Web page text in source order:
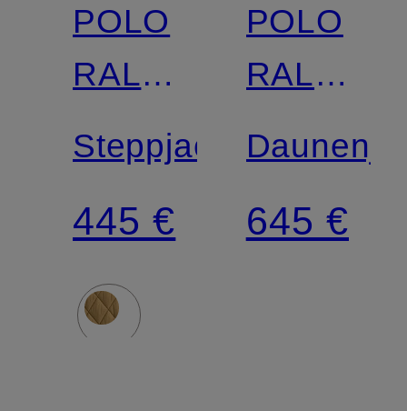
Zertifiziert
POLO
RALPH
LAUREN
Steppjacke
445 €
Zertifiziert
POLO
RALPH
LAUREN
645 €